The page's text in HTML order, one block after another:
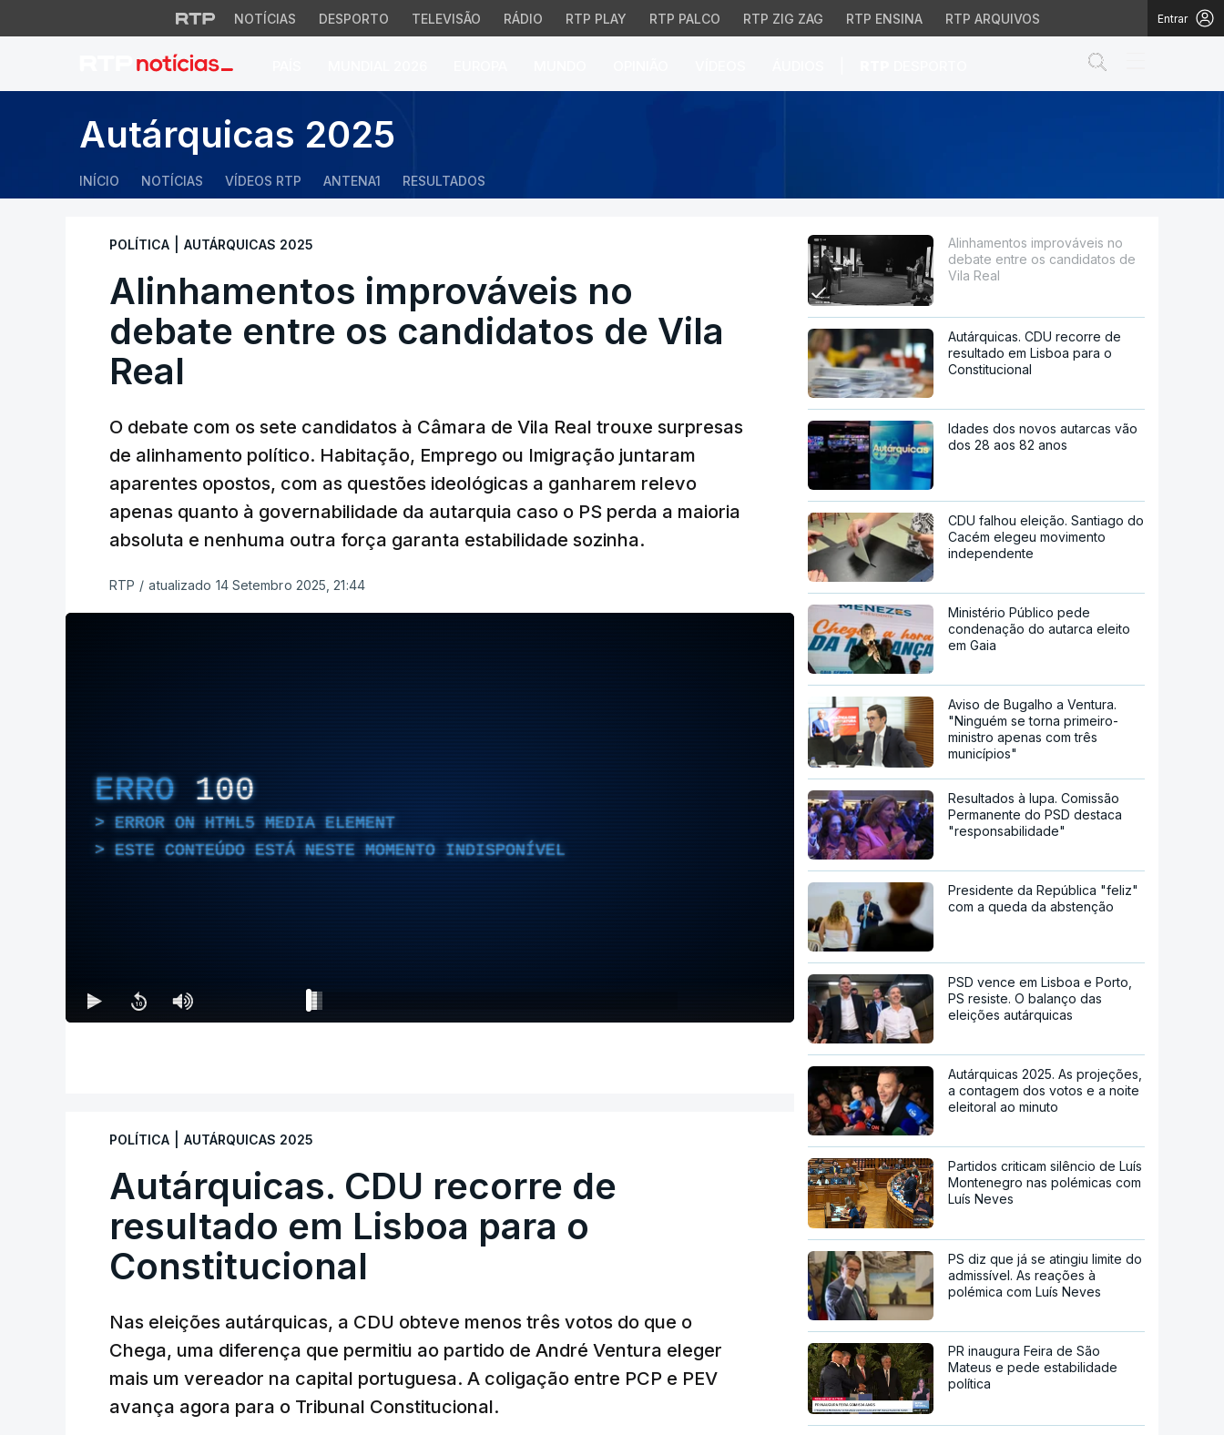
NOTÍCIAS DESPORTO TELEVISÃO RÁDIO RTP PLAY RTP PALCO RTP ZIG ZAG RTP ENSINA RTP ARQUIVOS Entrar
Alinhamentos improváveis no debate entre os candidatos de Vila
Autárquicas 2025
INÍCIO NOTÍCIAS VÍDEOS RTP ANTENA1 RESULTADOS
POLÍTICA AUTÁRQUICAS 2025
Alinhamentos improváveis no
debate entre os candidatos de Vila
Real
O debate com os sete candidatos à Câmara de Vila Real trouxe surpresas
de alinhamento político. Habitação, Emprego ou Imigração juntaram
aparentes opostos, com as questões ideológicas a ganharem relevo
apenas quanto à governabilidade da autarquia caso o PS perda a maioria
absoluta e nenhuma outra força garanta estabilidade sozinha.
RTP / atualizado 14 Setembro 2025, 21:44
ERRO 100
ERROR ON HTML5 MEDIA ELEMENT
ESTE CONTEÚDO ESTÁ NESTE MOMENTO INDISPONÍVEL
POLÍTICA AUTÁRQUICAS 2025
Autárquicas. CDU recorre de
resultado em Lisboa para o
Constitucional
Nas eleições autárquicas, a CDU obteve menos três votos do que o
Chega, uma diferença que permitiu ao partido de André Ventura eleger
mais um vereador na capital portuguesa. A coligação entre PCP e PEV
avança agora para o Tribunal Constitucional.
Alinhamentos improváveis no
debate entre os candidatos de
Vila Real
Autárquicas. CDU recorre de
resultado em Lisboa para o
Constitucional
Idades dos novos autarcas vão
dos 28 aos 82 anos
CDU falhou eleição. Santiago do
Cacém elegeu movimento
independente
Ministério Público pede
condenação do autarca eleito
em Gaia
Aviso de Bugalho a Ventura.
"Ninguém se torna primeiro-
ministro apenas com três
municípios"
Resultados à lupa. Comissão
Permanente do PSD destaca
"responsabilidade"
Presidente da República "feliz"
com a queda da abstenção
PSD vence em Lisboa e Porto,
PS resiste. O balanço das
eleições autárquicas
Autárquicas 2025. As projeções,
a contagem dos votos e a noite
eleitoral ao minuto
Partidos criticam silêncio de Luís
Montenegro nas polémicas com
Luís Neves
PS diz que já se atingiu limite do
admissível. As reações à
polémica com Luís Neves
PR inaugura Feira de São
Mateus e pede estabilidade
política